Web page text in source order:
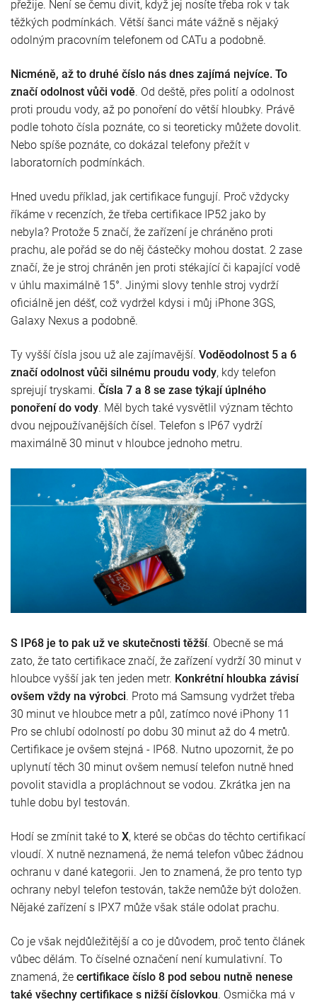
přežije. Není se čemu divit, když jej nosíte třeba rok v tak
těžkých podmínkách. Větší šanci máte vážně s nějaký
odolným pracovním telefonem od CATu a podobně.
Nicméně, až to druhé číslo nás dnes zajímá nejvíce. To
značí odolnost vůči vodě. Od deště, přes polití a odolnost
proti proudu vody, až po ponoření do větší hloubky. Právě
podle tohoto čísla poznáte, co si teoreticky můžete dovolit.
Nebo spíše poznáte, co dokázal telefony přežít v
laboratorních podmínkách.
Hned uvedu příklad, jak certifikace fungují. Proč vždycky
říkáme v recenzích, že třeba certifikace IP52 jako by
nebyla? Protože 5 značí, že zařízení je chráněno proti
prachu, ale pořád se do něj částečky mohou dostat. 2 zase
značí, že je stroj chráněn jen proti stékající či kapající vodě
v úhlu maximálně 15°. Jinými slovy tenhle stroj vydrží
oficiálně jen déšť, což vydržel kdysi i můj iPhone 3GS,
Galaxy Nexus a podobně.
Ty vyšší čísla jsou už ale zajímavější. Voděodolnost 5 a 6
značí odolnost vůči silnému proudu vody, kdy telefon
sprejují tryskami. Čísla 7 a 8 se zase týkají úplného
ponoření do vody. Měl bych také vysvětlil význam těchto
dvou nejpoužívanějších čísel. Telefon s IP67 vydrží
maximálně 30 minut v hloubce jednoho metru.
S IP68 je to pak už ve skutečnosti těžší. Obecně se má
zato, že tato certifikace značí, že zařízení vydrží 30 minut v
hloubce vyšší jak ten jeden metr. Konkrétní hloubka závisí
ovšem vždy na výrobci. Proto má Samsung vydržet třeba
30 minut ve hloubce metr a půl, zatímco nové iPhony 11
Pro se chlubí odolností po dobu 30 minut až do 4 metrů.
Certifikace je ovšem stejná - IP68. Nutno upozornit, že po
uplynutí těch 30 minut ovšem nemusí telefon nutně hned
povolit stavidla a propláchnout se vodou. Zkrátka jen na
tuhle dobu byl testován.
Hodí se zmínit také to X, které se občas do těchto certifikací
vloudí. X nutně neznamená, že nemá telefon vůbec žádnou
ochranu v dané kategorii. Jen to znamená, že pro tento typ
ochrany nebyl telefon testován, takže nemůže být doložen.
Nějaké zařízení s IPX7 může však stále odolat prachu.
Co je však nejdůležitější a co je důvodem, proč tento článek
vůbec dělám. To číselné označení není kumulativní. To
znamená, že certifikace číslo 8 pod sebou nutně nenese
také všechny certifikace s nižší číslovkou. Osmička má v